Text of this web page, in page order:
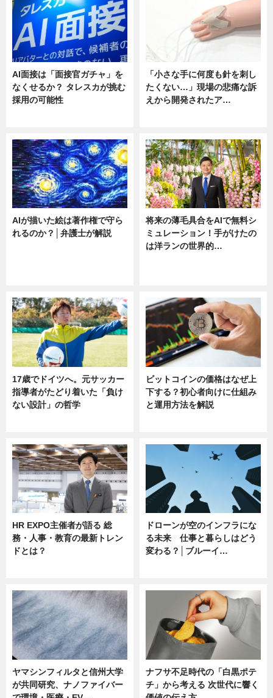
AI面接は「面接官ガチャ」を
なくせるか？ タレスカが挑む
採用の可能性
「小さな手に何度も針を刺し
たくない…」現場の悲痛な訴
えから開発されたア…
AIが描いた絵は著作権で守ら
れるのか？│弁護士が解説
将来の薄毛具合をAIで無料シ
ミュレーション！手がけたの
は洋ランの世界的…
17歳でドイツへ。元サッカー
指導者がたどり着いた「負け
ない設計」の哲学
ビットコインの価格はなぜ上
下する？初心者向けに仕組み
と運用方法を解説
HR EXPO主催者が語る 総
務・人事・教育の最新トレン
ドとは？
ドローンが空のインフラにな
る未来 仕事と暮らしはどう
変わる？│ブルーイ…
ヤマシンフィルタと信州大学
が共同研究、ナノファイバー
ナフサ不足時代の「白黒ポテ
チ」から考える 次世代に響く